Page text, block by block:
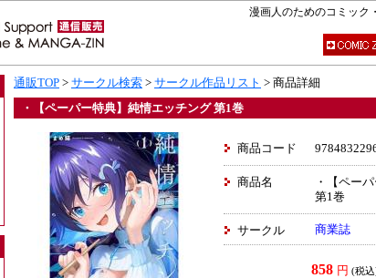
漫画人のためのコミック
通販TOP > サークル検索 > サークル作品リスト > 商品詳細
・【ペーパー特典】純情エッチング 第1巻
商品コード
商品名
・【ペー
第1巻
サークル 商業誌
858 円 (税